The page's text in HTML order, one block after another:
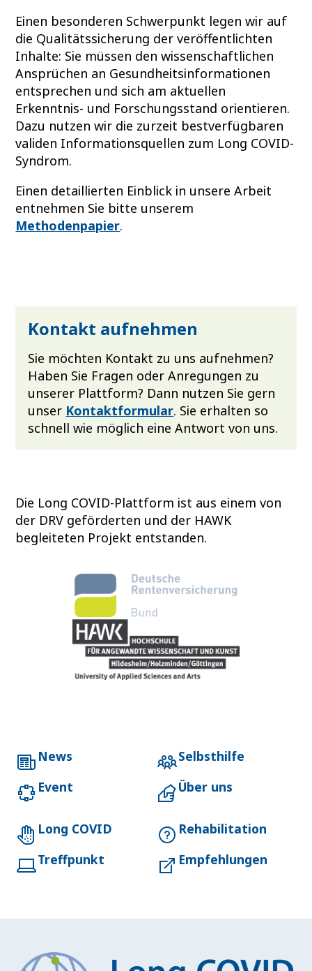
Einen besonderen Schwerpunkt legen wir auf
die Qualitätssicherung der veröffentlichten
Inhalte: Sie müssen den wissenschaftlichen
Ansprüchen an Gesundheitsinformationen
entsprechen und sich am aktuellen
Erkenntnis- und Forschungsstand orientieren.
Dazu nutzen wir die zurzeit bestverfügbaren
validen Informationsquellen zum Long COVID-
Syndrom.
Einen detaillierten Einblick in unsere Arbeit
entnehmen Sie bitte unserem
Methodenpapier.
Kontakt aufnehmen
Sie möchten Kontakt zu uns aufnehmen?
Haben Sie Fragen oder Anregungen zu
unserer Plattform? Dann nutzen Sie gern
unser Kontaktformular. Sie erhalten so
schnell wie möglich eine Antwort von uns.
Die Long COVID-Plattform ist aus einem von
der DRV geförderten und der HAWK
begleiteten Projekt entstanden.
News
Selbsthilfe
Event
Über uns
Long COVID
Rehabilitation
Treffpunkt
Empfehlungen